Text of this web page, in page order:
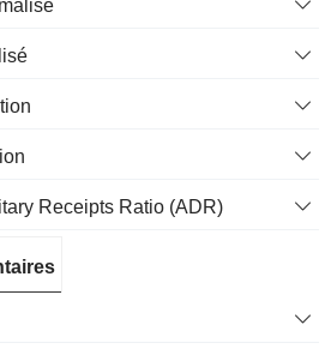
Receipts Ratio (ADR)